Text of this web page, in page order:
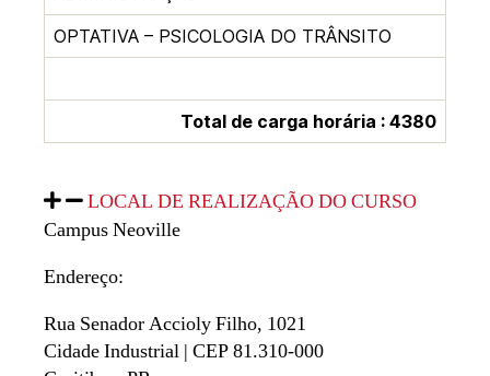
OPTATIVA – PSICOLOGIA DO TRÂNSITO
Total de carga horária : 4380
LOCAL DE REALIZAÇÃO DO CURSO
Campus Neoville
Endereço:
Rua Senador Accioly Filho, 1021
Cidade Industrial | CEP 81.310-000